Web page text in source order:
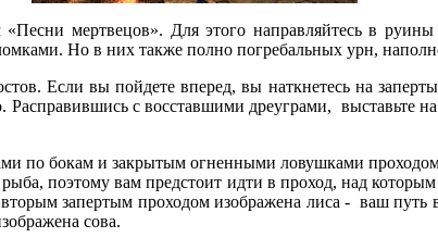
мертвецов». Для этого направляйтесь в
Но в них также полно погребальных урн,
Если вы пойдете вперед, вы наткнетесь на
Расправившись с восставшими дреуграми,
по бокам и закрытым огненными ловушками
поэтому вам предстоит идти в проход, над
запертым проходом изображена лиса - ваш
сова.